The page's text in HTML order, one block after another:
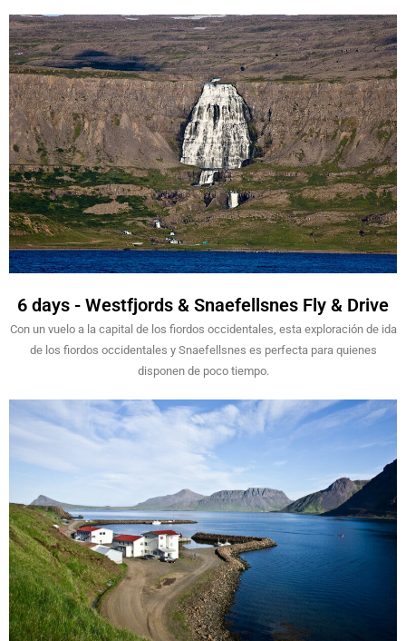
6 days - Westfjords & Snaefellsnes Fly & Drive
Con un vuelo a la capital de los fiordos occidentales, esta exploración de ida
de los fiordos occidentales y Snaefellsnes es perfecta para quienes
disponen de poco tiempo.